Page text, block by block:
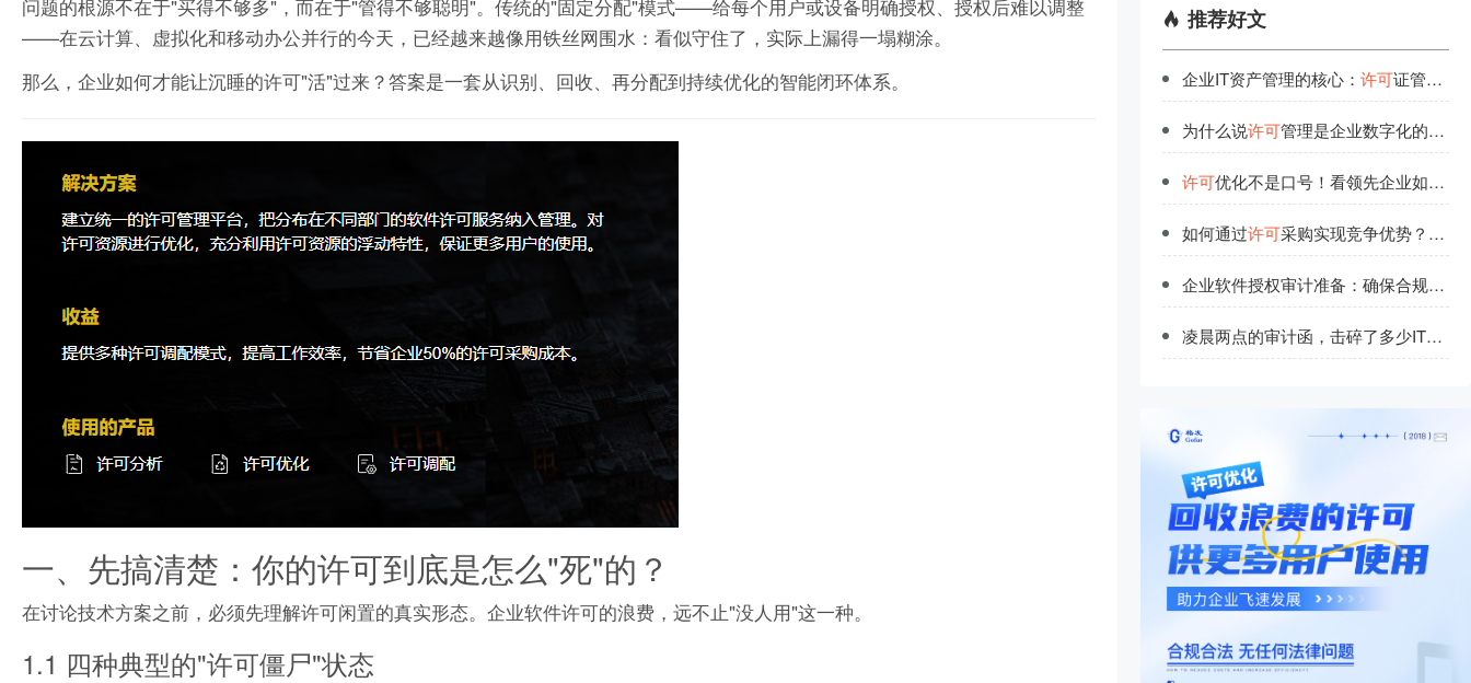
问题的根源不在于"买得不够多"，而在于"管得不够聪明"。传统的"固定分配"模式——给每个用户或设备明确授权、授权后难以调整
——在云计算、虚拟化和移动办公并行的今天，已经越来越像用铁丝网围水：看似守住了，实际上漏得一塌糊涂。
那么，企业如何才能让沉睡的许可"活"过来？答案是一套从识别、回收、再分配到持续优化的智能闭环体系。
一、先搞清楚：你的许可到底是怎么"死"的？
在讨论技术方案之前，必须先理解许可闲置的真实形态。企业软件许可的浪费，远不止"没人用"这一种。
1.1 四种典型的"许可僵尸"状态
推荐好文
企业IT资产管理的核心： 许可证管理的战略价值
为什么说许可管理是企业数字化的基础工程？
许可优化不是口号！看领先企业如何实现软件授权价值最大化
如何通过许可采购实现竞争优势？深度解析
企业软件授权审计准备：确保合规运营的关键步骤
凌晨两点的审计函，击碎了多少IT人的安稳觉？